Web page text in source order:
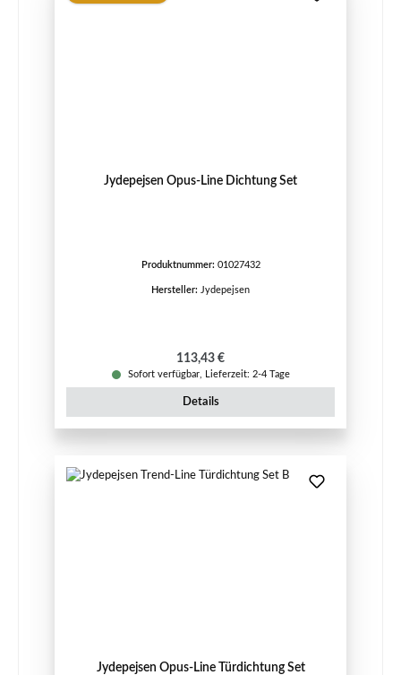
Jydepejsen Opus-Line Dichtung Set
Produktnummer: 01027432
Hersteller: Jydepejsen
Regulärer Preis:
113,43 €
Sofort verfügbar, Lieferzeit: 2-4 Tage
Details
Jydepejsen Opus-Line Türdichtung Set